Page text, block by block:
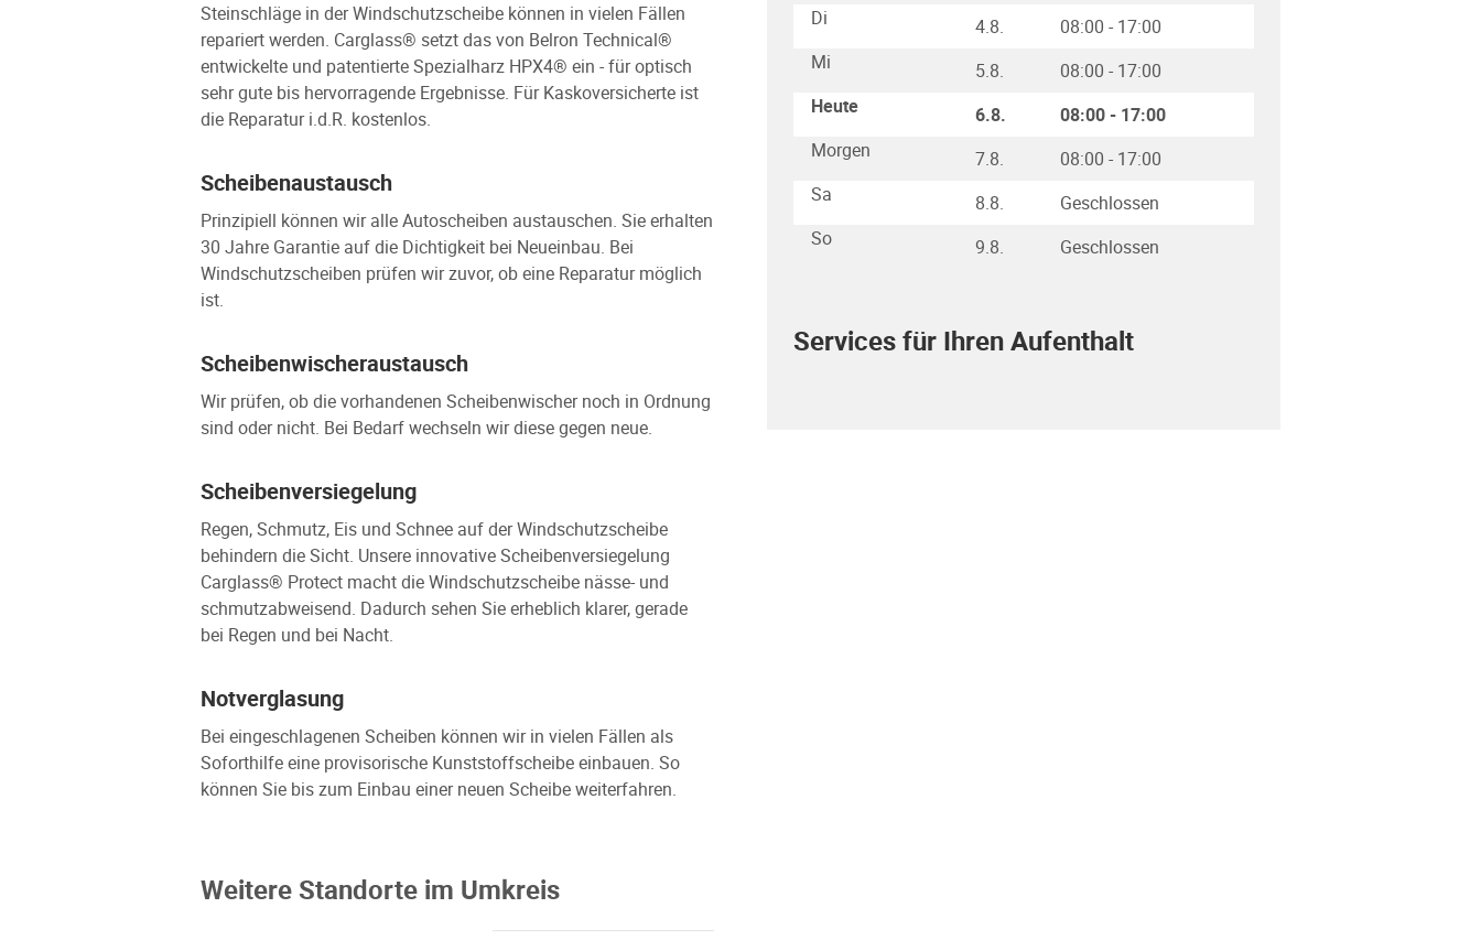
Steinschläge in der Windschutzscheibe können in vielen Fällen
repariert werden. Carglass® setzt das von Belron Technical®
entwickelte und patentierte Spezialharz HPX4® ein - für optisch
sehr gute bis hervorragende Ergebnisse. Für Kaskoversicherte ist
die Reparatur i.d.R. kostenlos.
Scheibenaustausch
Prinzipiell können wir alle Autoscheiben austauschen. Sie erhalten
30 Jahre Garantie auf die Dichtigkeit bei Neueinbau. Bei
Windschutzscheiben prüfen wir zuvor, ob eine Reparatur möglich
ist.
Scheibenwischeraustausch
Wir prüfen, ob die vorhandenen Scheibenwischer noch in Ordnung
sind oder nicht. Bei Bedarf wechseln wir diese gegen neue.
Scheibenversiegelung
Regen, Schmutz, Eis und Schnee auf der Windschutzscheibe
behindern die Sicht. Unsere innovative Scheibenversiegelung
Carglass® Protect macht die Windschutzscheibe nässe- und
schmutzabweisend. Dadurch sehen Sie erheblich klarer, gerade
bei Regen und bei Nacht.
Notverglasung
Bei eingeschlagenen Scheiben können wir in vielen Fällen als
Soforthilfe eine provisorische Kunststoffscheibe einbauen. So
können Sie bis zum Einbau einer neuen Scheibe weiterfahren.
Weitere Standorte im Umkreis
Di
4.8. 08:00 - 17:00
Mi
5.8. 08:00 - 17:00
Heute
6.8. 08:00- 17:00
Morgen
7.8. 08:00 - 17:00
Sa
8.8.
Geschlossen
So
9.8. Geschlossen
Services für Ihren Aufenthalt